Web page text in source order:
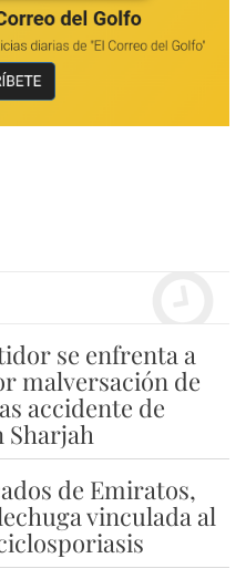
se enfrenta a
malversación de
accidente de
de Emiratos,
vinculada al